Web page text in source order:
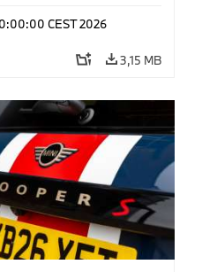
CEST 2026
3,15 MB